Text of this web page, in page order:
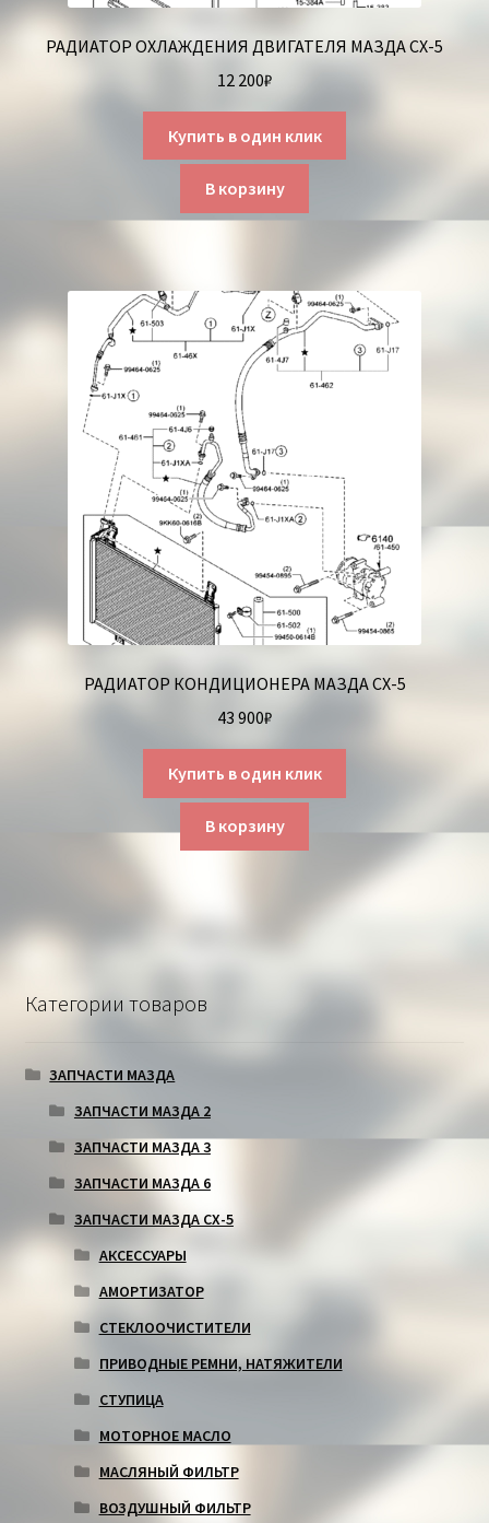
РАДИАТОР ОХЛАЖДЕНИЯ ДВИГАТЕЛЯ МАЗДА СХ-5
12 200₽
Купить в один клик
В корзину
РАДИАТОР КОНДИЦИОНЕРА МАЗДА СХ-5
43 900₽
Купить в один клик
В корзину
Категории товаров
ЗАПЧАСТИ МАЗДА
ЗАПЧАСТИ МАЗДА 2
ЗАПЧАСТИ МАЗДА 3
ЗАПЧАСТИ МАЗДА 6
ЗАПЧАСТИ МАЗДА СХ-5
АКСЕССУАРЫ
АМОРТИЗАТОР
СТЕКЛООЧИСТИТЕЛИ
ПРИВОДНЫЕ РЕМНИ, НАТЯЖИТЕЛИ
СТУПИЦА
МОТОРНОЕ МАСЛО
МАСЛЯНЫЙ ФИЛЬТР
ВОЗДУШНЫЙ ФИЛЬТР